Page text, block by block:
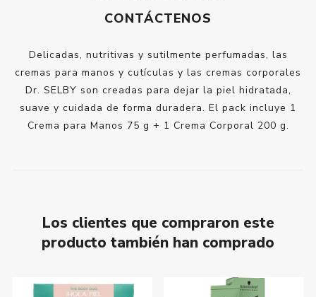
CONTÁCTENOS
Delicadas, nutritivas y sutilmente perfumadas, las
cremas para manos y cutículas y las cremas corporales
Dr. SELBY son creadas para dejar la piel hidratada,
suave y cuidada de forma duradera. El pack incluye 1
Crema para Manos 75 g + 1 Crema Corporal 200 g.
Los clientes que compraron este
producto también han comprado